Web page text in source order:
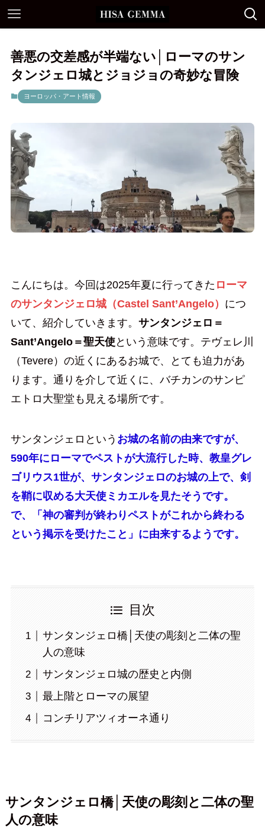
善悪の交差感が半端ない│ローマのサン
タンジェロ城とジョジョの奇妙な冒険
ヨーロッパ・アート情報
こんにちは。今回は2025年夏に行ってきた ローマ
のサンタンジェロ城（Castel Sant’Angelo） につ
いて、紹介していきます。 サンタンジェロ＝
Sant’Angelo＝聖天使という意味です。テヴェレ川
（Tevere）の近くにあるお城で、とても迫力があ
ります。通りを介して近くに、バチカンのサンピ
エトロ大聖堂も見える場所です。
サンタンジェロという お城の名前の由来ですが、
590年にローマでペストが大流行した時、教皇グレ
ゴリウス1世が、サンタンジェロのお城の上で、剣
を鞘に収める大天使ミカエルを見たそうです。
で、「神の審判が終わりペストがこれから終わる
という掲示を受けたこと」に由来するようです。
目次
サンタンジェロ橋│天使の彫刻と二体の聖
人の意味
サンタンジェロ城の歴史と内側
最上階とローマの展望
コンチリアツィオーネ通り
サンタンジェロ橋│天使の彫刻と二体の聖
人の意味